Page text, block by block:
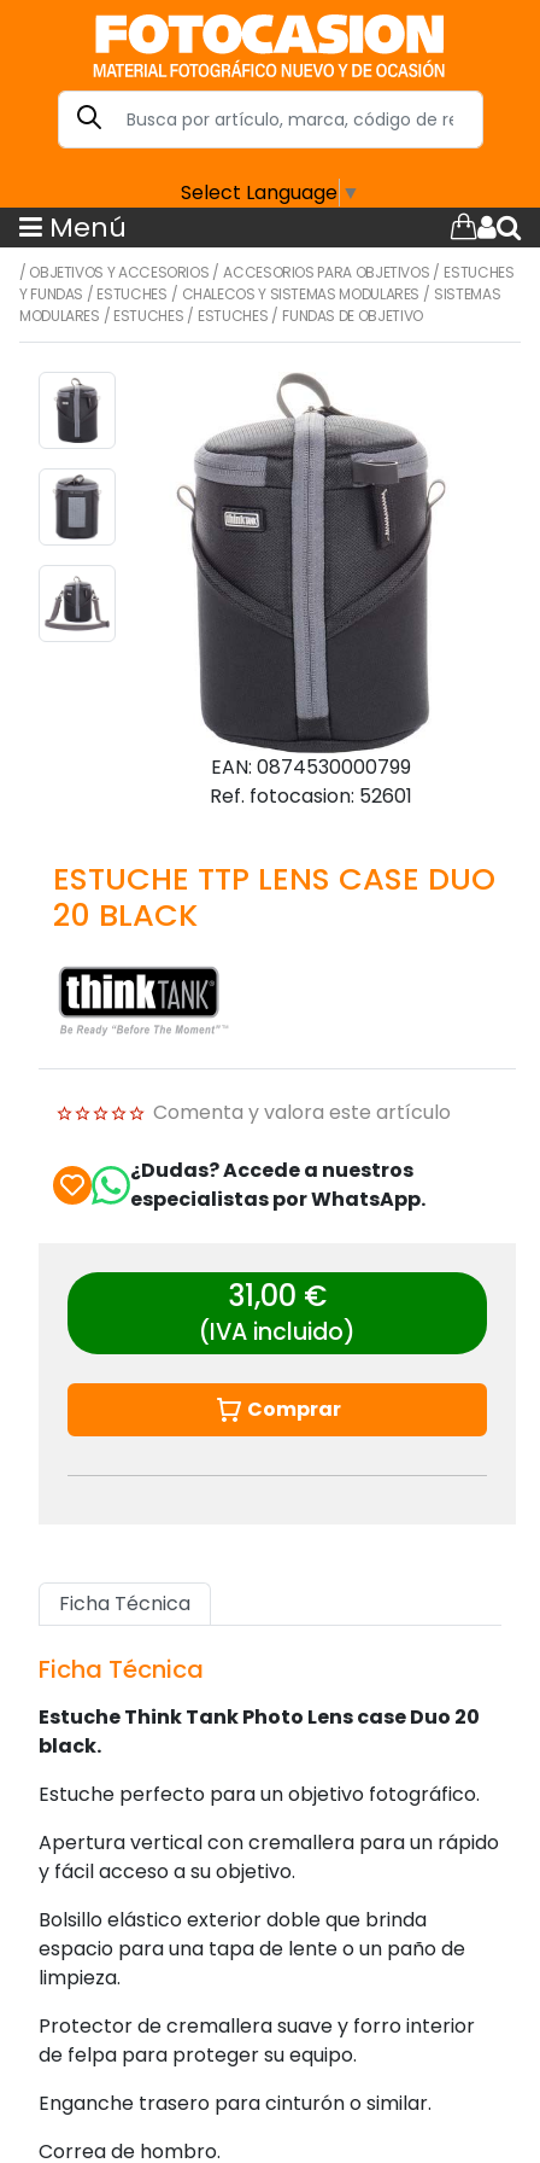
Select Language ▼
Menú
/ OBJETIVOS Y ACCESORIOS /ACCESORIOS PARA OBJETIVOS / ESTUCHES
Y FUNDAS / ESTUCHES / CHALECOS Y SISTEMAS MODULARES / SISTEMAS
MODULARES / ESTUCHES / ESTUCHES / FUNDAS DE OBJETIVO
EAN: 0874530000799
Ref. fotocasion: 52601
ESTUCHE TTP LENS CASE DUO
20 BLACK
Comenta y valora este artículo
¿Dudas? Accede a nuestros
especialistas por WhatsApp.
31,00 €
(IVA incluido)
Comprar
Ficha Técnica
Ficha Técnica
Estuche Think Tank Photo Lens case Duo 20
black.
Estuche perfecto para un objetivo fotográfico.
Apertura vertical con cremallera para un rápido
y fácil acceso a su objetivo.
Bolsillo elástico exterior doble que brinda
espacio para una tapa de lente o un paño de
limpieza.
Protector de cremallera suave y forro interior
de felpa para proteger su equipo.
Enganche trasero para cinturón o similar.
Correa de hombro.